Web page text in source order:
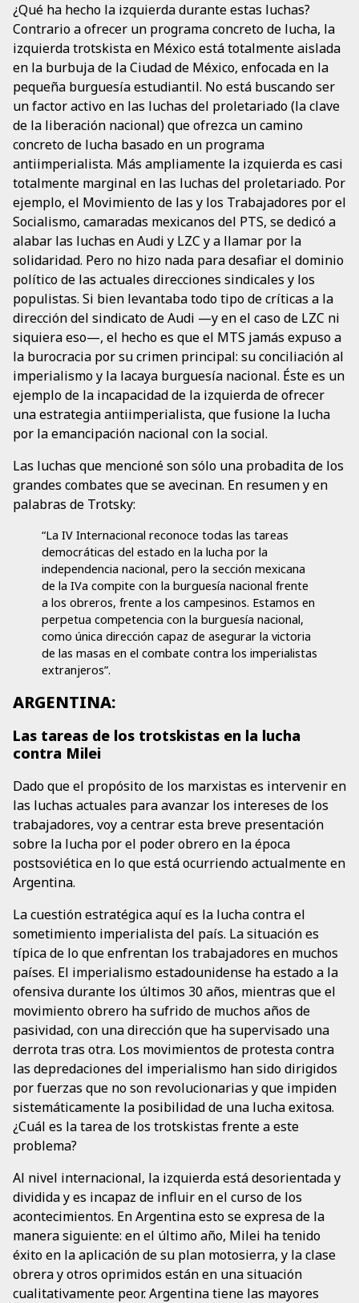
¿Qué ha hecho la izquierda durante estas luchas?
Contrario a ofrecer un programa concreto de lucha, la
izquierda trotskista en México está totalmente aislada
en la burbuja de la Ciudad de México, enfocada en la
pequeña burguesía estudiantil. No está buscando ser
un factor activo en las luchas del proletariado (la clave
de la liberación nacional) que ofrezca un camino
concreto de lucha basado en un programa
antiimperialista. Más ampliamente la izquierda es casi
totalmente marginal en las luchas del proletariado. Por
ejemplo, el Movimiento de las y los Trabajadores por el
Socialismo, camaradas mexicanos del PTS, se dedicó a
alabar las luchas en Audi y LZC y a llamar por la
solidaridad. Pero no hizo nada para desafiar el dominio
político de las actuales direcciones sindicales y los
populistas. Si bien levantaba todo tipo de críticas a la
dirección del sindicato de Audi —y en el caso de LZC ni
siquiera eso—, el hecho es que el MTS jamás expuso a
la burocracia por su crimen principal: su conciliación al
imperialismo y la lacaya burguesía nacional. Éste es un
ejemplo de la incapacidad de la izquierda de ofrecer
una estrategia antiimperialista, que fusione la lucha
por la emancipación nacional con la social.
Las luchas que mencioné son sólo una probadita de los
grandes combates que se avecinan. En resumen y en
palabras de Trotsky:
“La IV Internacional reconoce todas las tareas
democráticas del estado en la lucha por la
independencia nacional, pero la sección mexicana
de la IVa compite con la burguesía nacional frente
a los obreros, frente a los campesinos. Estamos en
perpetua competencia con la burguesía nacional,
como única dirección capaz de asegurar la victoria
de las masas en el combate contra los imperialistas
extranjeros”.
ARGENTINA:
Las tareas de los trotskistas en la lucha
contra Milei
Dado que el propósito de los marxistas es intervenir en
las luchas actuales para avanzar los intereses de los
trabajadores, voy a centrar esta breve presentación
sobre la lucha por el poder obrero en la época
postsoviética en lo que está ocurriendo actualmente en
Argentina.
La cuestión estratégica aquí es la lucha contra el
sometimiento imperialista del país. La situación es
típica de lo que enfrentan los trabajadores en muchos
países. El imperialismo estadounidense ha estado a la
ofensiva durante los últimos 30 años, mientras que el
movimiento obrero ha sufrido de muchos años de
pasividad, con una dirección que ha supervisado una
derrota tras otra. Los movimientos de protesta contra
las depredaciones del imperialismo han sido dirigidos
por fuerzas que no son revolucionarias y que impiden
sistemáticamente la posibilidad de una lucha exitosa.
¿Cuál es la tarea de los trotskistas frente a este
problema?
Al nivel internacional, la izquierda está desorientada y
dividida y es incapaz de influir en el curso de los
acontecimientos. En Argentina esto se expresa de la
manera siguiente: en el último año, Milei ha tenido
éxito en la aplicación de su plan motosierra, y la clase
obrera y otros oprimidos están en una situación
cualitativamente peor. Argentina tiene las mayores